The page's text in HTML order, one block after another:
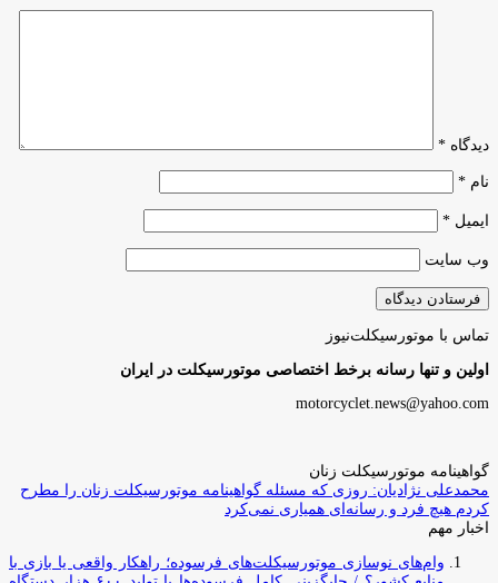
دیدگاه *
نام *
ایمیل *
وب‌ سایت
تماس با موتورسیکلت‌نیوز
اولین و تنها رسانه برخط اختصاصی موتورسیکلت در ایران
motorcyclet.news@yahoo.com
گواهینامه موتورسیکلت زنان
محمدعلی نژادیان: روزی که مسئله گواهینامه موتورسیکلت زنان را مطرح
کردم هیچ فرد و رسانه‌ای همیاری نمی‌کرد
اخبار مهم
وام‌های نوسازی موتورسیکلت‌های فرسوده؛ راهکار واقعی یا بازی با